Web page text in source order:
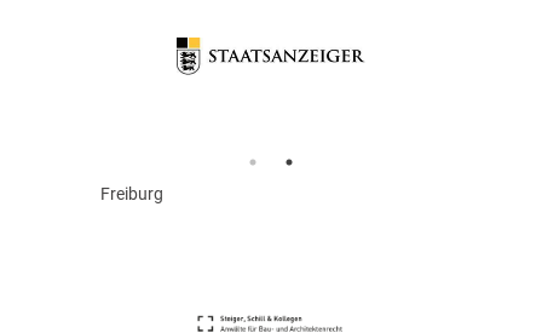
Freiburg